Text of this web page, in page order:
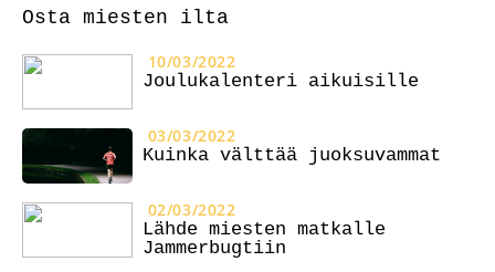
Osta miesten ilta
10/03/2022
Joulukalenteri aikuisille
03/03/2022
Kuinka välttää juoksuvammat
02/03/2022
Lähde miesten matkalle
Jammerbugtiin